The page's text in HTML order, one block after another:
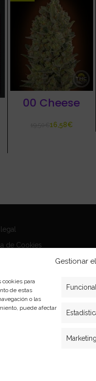
Gestionar
cookies para
de estas
o las
puede afectar
Funcional
Marketing
00 Cheese
€16,58€
de Cookies